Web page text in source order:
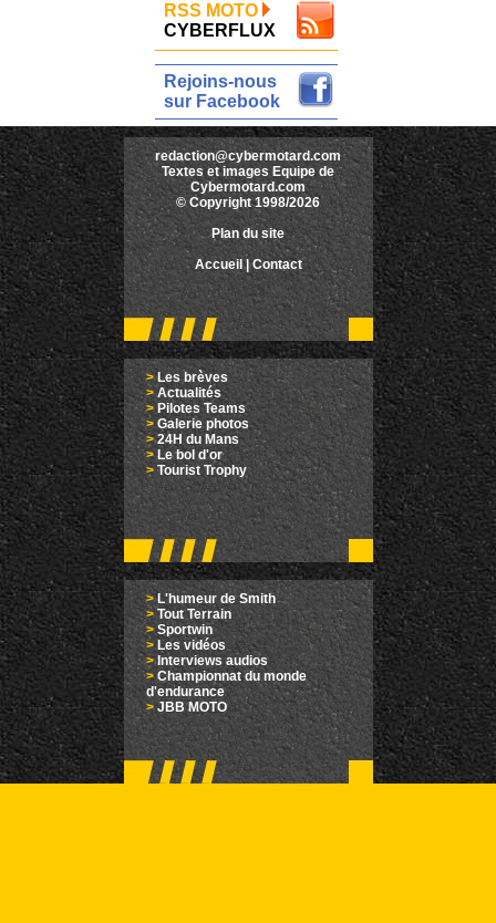
RSS MOTO
CYBERFLUX
Rejoins-nous
sur Facebook
redaction@cybermotard.com
Textes et images Equipe de
Cybermotard.com
© Copyright 1998/2026
Plan du site
Accueil |Contact
>Les brèves
> Actualités
> Pilotes Teams
>Galerie photos
>24H du Mans
>Le bol d'or
> Tourist Trophy
>L'humeur de Smith
> Tout Terrain
> Sportwin
> Les vidéos
> Interviews audios
>Championnat du monde
d'endurance
> JBB MOTO